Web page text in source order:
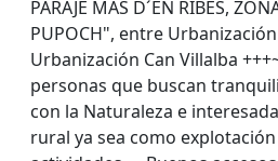
PARAJE MAS D´EN RIBES,
PUPOCH", entre
Urbanización Can Villalba
personas que buscan
con la Naturaleza e
rural ya sea como